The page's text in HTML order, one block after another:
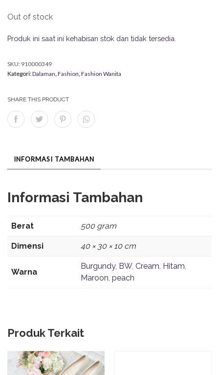
Out of stock
Produk ini saat ini kehabisan stok dan tidak tersedia.
SKU: 910000349
Kategori:Dalaman,Fashion,Fashion Wanita
SHARE THIS PRODUCT
INFORMASI TAMBAHAN
Informasi Tambahan
Berat 500 gram
Dimensi 40 × 30 × 10 cm
Warna
Burgundy, BW, Cream, Hitam,
Maroon, peach
Produk Terkait